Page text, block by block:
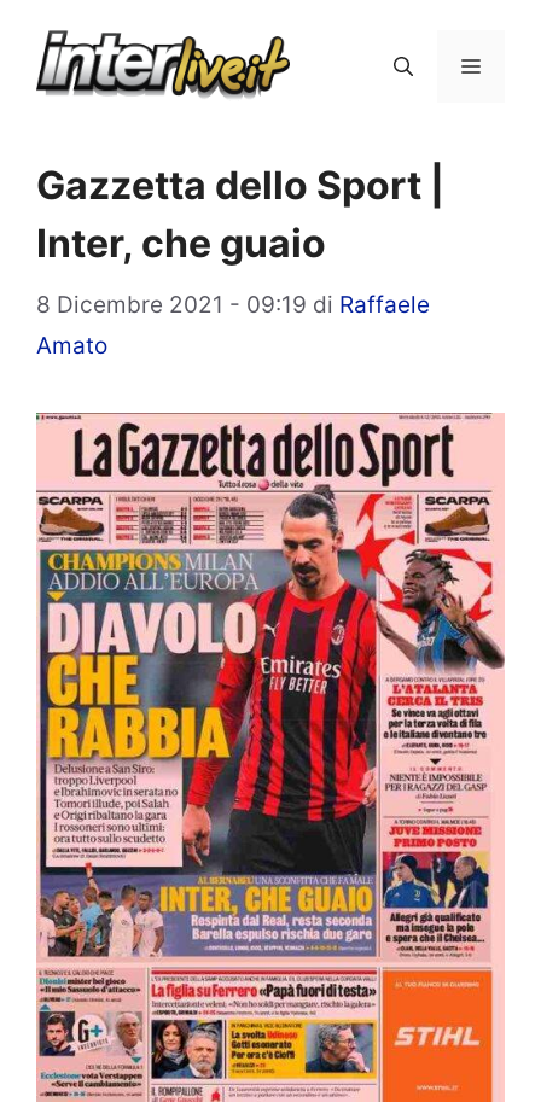
Menu
Gazzetta dello Sport |
Inter, che guaio
8 Dicembre 2021 - 09:19 di Raffaele
Amato